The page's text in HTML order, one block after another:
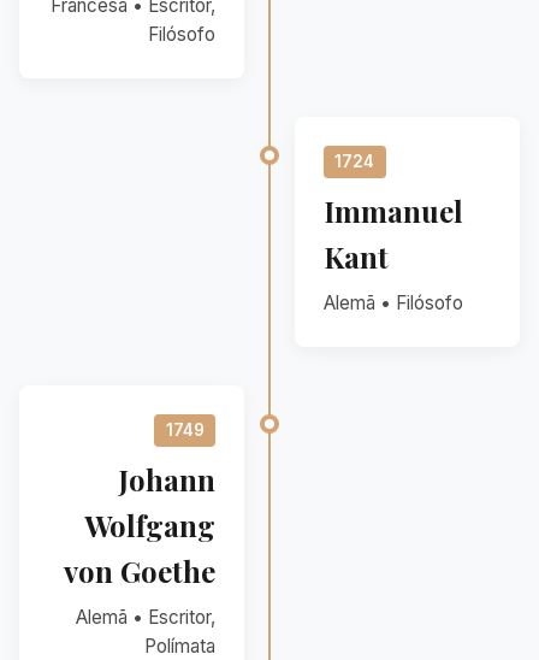
Francesa • Escritor,
Filósofo
1724
Immanuel
Kant
Alemã • Filósofo
1749
Johann
Wolfgang
von Goethe
Alemã • Escritor,
Polímata